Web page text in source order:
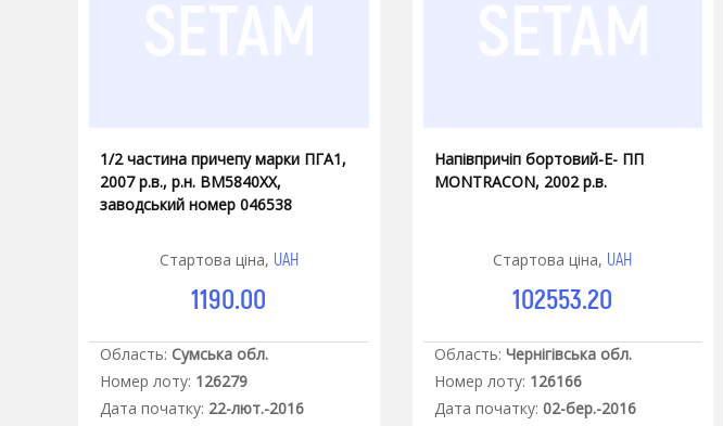
1/2 частина причепу марки ПГА1,
2007 р.в., р.н. ВМ5840ХХ,
заводський номер 046538
Стартова ціна, UAH
1190.00
Область: Сумська обл.
Номер лоту: 126279
Дата початку: 22-лют.-2016
Напівпричіп бортовий-Е- ПП
MONTRACON, 2002 р.в.
Стартова ціна, UAH
102553.20
Область: Чернігівська обл.
Номер лоту: 126166
Дата початку: 02-бер.-2016